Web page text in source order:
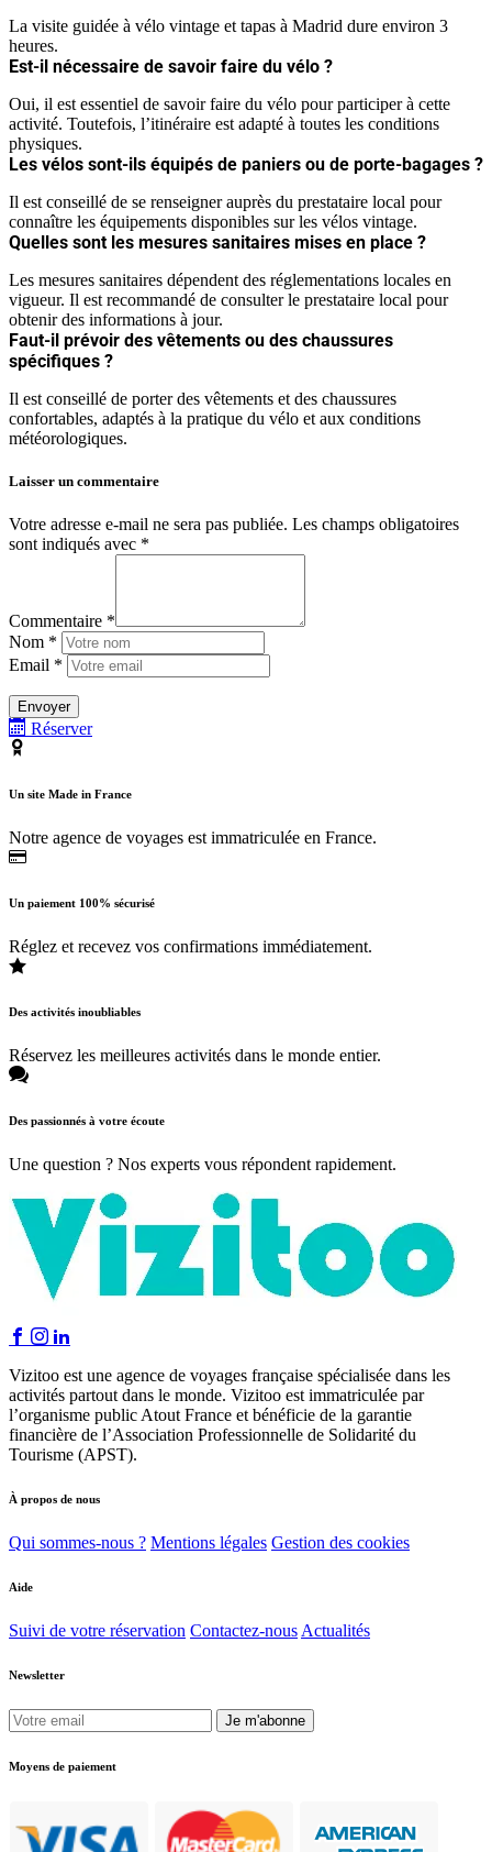
La visite guidée à vélo vintage et tapas à Madrid dure environ 3
heures.
Est-il nécessaire de savoir faire du vélo ?
Oui, il est essentiel de savoir faire du vélo pour participer à cette
activité. Toutefois, l’itinéraire est adapté à toutes les conditions
physiques.
Les vélos sont-ils équipés de paniers ou de porte-bagages ?
Il est conseillé de se renseigner auprès du prestataire local pour
connaître les équipements disponibles sur les vélos vintage.
Quelles sont les mesures sanitaires mises en place ?
Les mesures sanitaires dépendent des réglementations locales en
vigueur. Il est recommandé de consulter le prestataire local pour
obtenir des informations à jour.
Faut-il prévoir des vêtements ou des chaussures
spécifiques ?
Il est conseillé de porter des vêtements et des chaussures
confortables, adaptés à la pratique du vélo et aux conditions
météorologiques.
Laisser un commentaire
Votre adresse e-mail ne sera pas publiée. Les champs obligatoires
sont indiqués avec *
Commentaire *
Nom *
Email *
Réserver
Un site Made in France
Notre agence de voyages est immatriculée en France.
Un paiement 100% sécurisé
Réglez et recevez vos confirmations immédiatement.
Des activités inoubliables
Réservez les meilleures activités dans le monde entier.
Des passionnés à votre écoute
Une question ? Nos experts vous répondent rapidement.
Vizitoo est une agence de voyages française spécialisée dans les
activités partout dans le monde. Vizitoo est immatriculée par
l’organisme public Atout France et bénéficie de la garantie
financière de l’Association Professionnelle de Solidarité du
Tourisme (APST).
À propos de nous
Qui sommes-nous ? Mentions légales Gestion des cookies
Aide
Suivi de votre réservation Contactez-nous Actualités
Newsletter
Je m'abonne
Moyens de paiement